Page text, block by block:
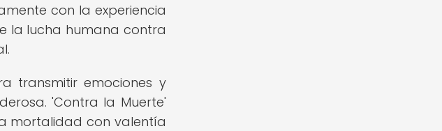
con la experiencia
la lucha humana contra
transmitir emociones y
'Contra la Muerte'
mortalidad con valentía